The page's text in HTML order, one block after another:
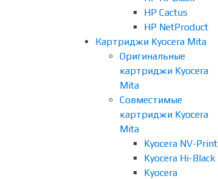
HP Cactus
HP NetProduct
Картриджи Kyocera Mita
Оригинальные
картриджи Kyocera
Mita
Совместимые
картриджи Kyocera
Mita
Kyocera NV-Print
Kyocera Hi-Black
Kyocera